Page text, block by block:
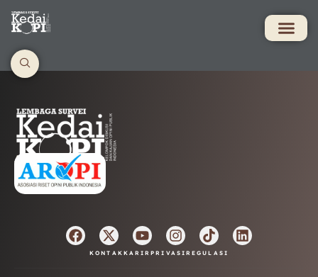
AFILIASI
KONTAK KARIRPRIVASI REGULASI